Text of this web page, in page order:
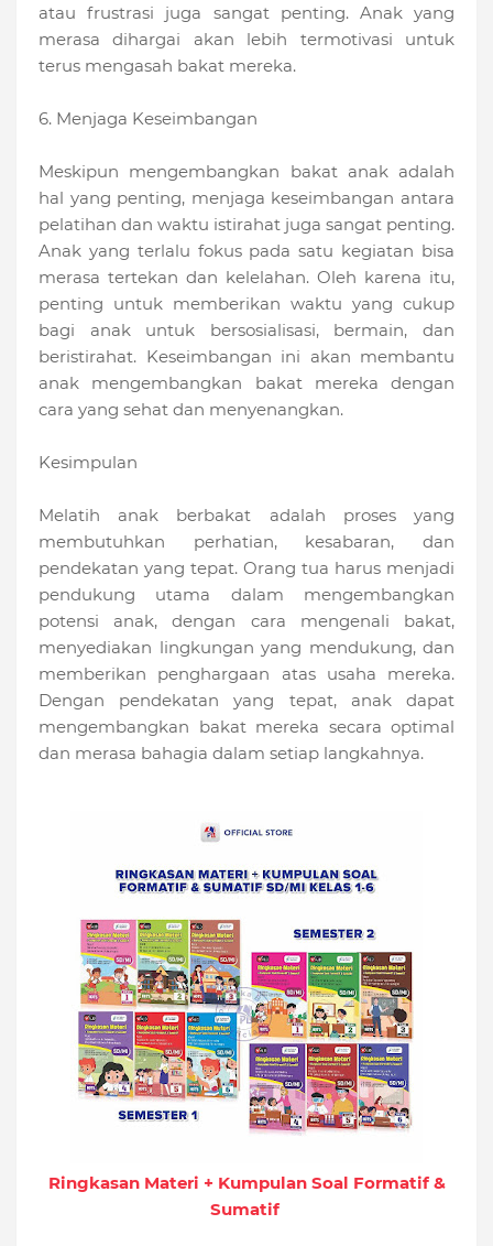
atau frustrasi juga sangat penting. Anak yang
merasa dihargai akan lebih termotivasi untuk
terus mengasah bakat mereka.
6. Menjaga Keseimbangan
Meskipun mengembangkan bakat anak adalah
hal yang penting, menjaga keseimbangan antara
pelatihan dan waktu istirahat juga sangat penting.
Anak yang terlalu fokus pada satu kegiatan bisa
merasa tertekan dan kelelahan. Oleh karena itu,
penting untuk memberikan waktu yang cukup
bagi anak untuk bersosialisasi, bermain, dan
beristirahat. Keseimbangan ini akan membantu
anak mengembangkan bakat mereka dengan
cara yang sehat dan menyenangkan.
Kesimpulan
Melatih anak berbakat adalah proses yang
membutuhkan perhatian, kesabaran, dan
pendekatan yang tepat. Orang tua harus menjadi
pendukung utama dalam mengembangkan
potensi anak, dengan cara mengenali bakat,
menyediakan lingkungan yang mendukung, dan
memberikan penghargaan atas usaha mereka.
Dengan pendekatan yang tepat, anak dapat
mengembangkan bakat mereka secara optimal
dan merasa bahagia dalam setiap langkahnya.
Ringkasan Materi + Kumpulan Soal Formatif &
Sumatif